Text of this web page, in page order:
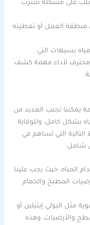
على مشكلة تسرب
منطقة العمل أو تغطيته
بسيهات التي
لأداء مهمة كشف
يمكننا تجنب العديد من
بشكل كامل، وللوقاية
التي تساهم في
شامل:
المياه، حيث يجب علينا
المطبخ والحمام
مثل البولي إيثيلين أو
والأرضيات، وهذه